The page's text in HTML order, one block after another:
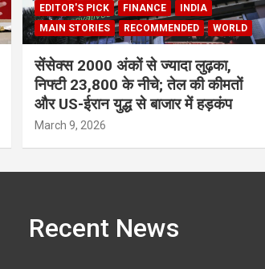
EDITOR'S PICK
FINANCE
INDIA
MAIN STORIES
RECOMMENDED WORLD
सेंसेक्स 2000 अंकों से ज्यादा लुढ़का,
निफ्टी 23,800 के नीचे; तेल की कीमतों
और US-ईरान युद्ध से बाजार में हड़कंप
March 9, 2026
Recent News